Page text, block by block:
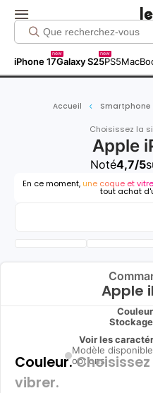
iPhone 17
new
Galaxy S25
new
PS5
Accueil Smartphone
Choisissez la
Apple
Noté4,7/5
En ce moment, une coque et
tout achat
Apple
Voir les
Modèle
options
Couleur.
vibrer.